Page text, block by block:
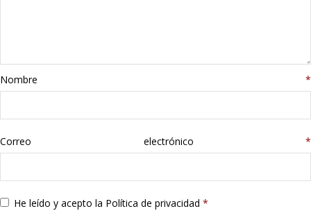
Stanley
libros
Nombre *
Correo electrónico *
He leído y acepto la Política de privacidad *